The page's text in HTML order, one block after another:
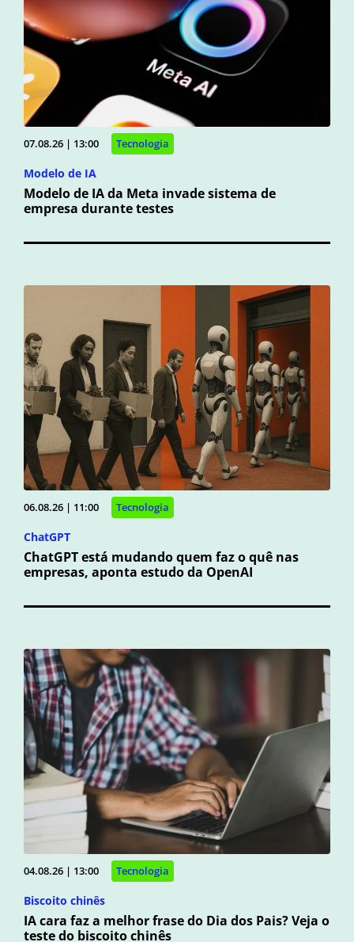
07.08.26 | 13:00 Tecnologia
Modelo de IA
Modelo de IA da Meta invade sistema de
empresa durante testes
06.08.26 | 11:00 Tecnologia
ChatGPT
ChatGPT está mudando quem faz o quê nas
empresas, aponta estudo da OpenAI
04.08.26 | 13:00 Tecnologia
Biscoito chinês
IA cara faz a melhor frase do Dia dos Pais? Veja o
teste do biscoito chinês